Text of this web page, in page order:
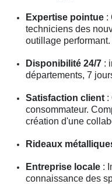
Expertise pointue :
techniciens des
outillage performant.
Disponibilité 24/7 :
départements, 7
Satisfaction client :
consommateur.
création d'une
Rideaux
Entreprise locale :
connaissance des